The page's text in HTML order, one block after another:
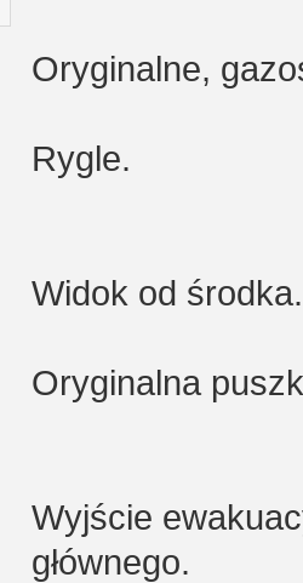
Oryginalne,
Rygle.
Widok od
Oryginalna
Wyjście
głównego.